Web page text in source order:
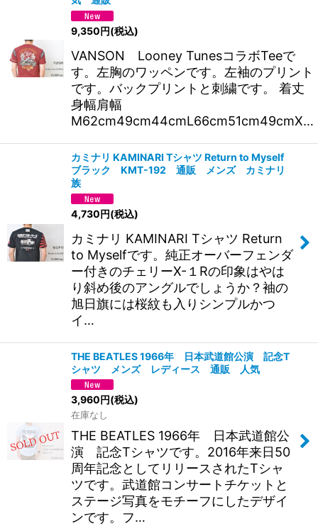
9,350円(税込)
VANSON Looney TunesコラボTeeで
す。左胸のワッペンです。左袖のプリント
です。バックプリントと刺繍です。 着丈
身幅肩幅
M62cm49cm44cmL66cm51cm49cmX…
カミナリ KAMINARI Tシャツ Return to Myself
ブラック KMT-192 通販 メンズ カミナリ
族
4,730円(税込)
カミナリ KAMINARI Tシャツ Return
to Myselfです。純正オーバーフェンダ
ー付きのチェリーX-１Rの印象はやは
り斜め後のアングルでしょうか？袖の
旭日旗には桜紋も入りシンプルかつ
イ…
THE BEATLES 1966年 日本武道館公演 記念T
シャツ メンズ レディース 通販 人気
3,960 円(税込)
在庫なし
THE BEATLES 1966年 日本武道館公
演 記念Tシャツです。2016年来日50
周年記念としてリリースされたTシャ
ツです。武道館コンサートチケットと
ステージ写真をモチーフにしたデザイ
ンです。フ…